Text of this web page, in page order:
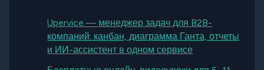
Upervice — менеджер задач для B2B-
компаний: канбан, диаграмма Ганта, отчеты
и ИИ-ассистент в одном сервисе